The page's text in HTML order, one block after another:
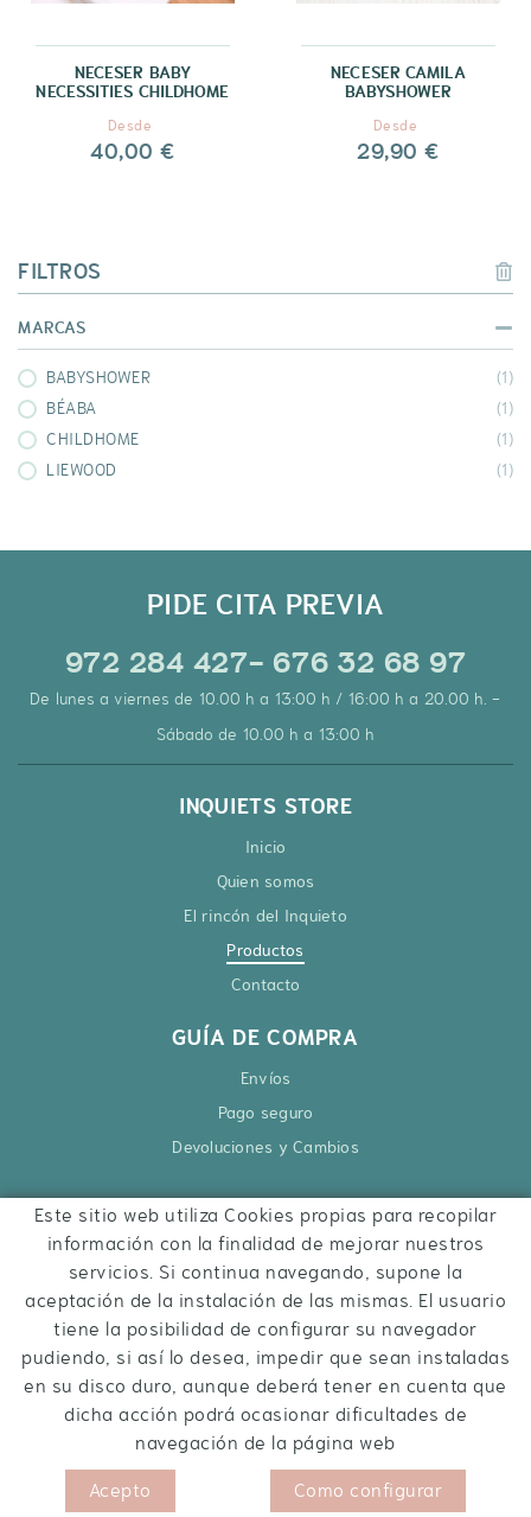
NECESER BABY
NECESSITIES CHILDHOME
Desde
40,00 €
NECESER CAMILA
BABYSHOWER
Desde
29,90 €
FILTROS
MARCAS
BABYSHOWER
(1)
BÉABA
(1)
CHILDHOME
(1)
LIEWOOD
(1)
PIDE CITA PREVIA
972 284 427- 676 32 68 97
De lunes a viernes de 10.00 h a 13:00 h / 16:00 h a 20.00 h. -
Sábado de 10.00 h a 13:00 h
INQUIETS STORE
Inicio
Quien somos
El rincón del Inquieto
Productos
Contacto
GUÍA DE COMPRA
Envíos
Pago seguro
Devoluciones y Cambios
CONTACTO
Ctra. Besalú – Roses, 6
17740 Vilafant
972 284 427
hola@inquietsstore.com
POLÍTICA DE COOKIES
Este sitio web utiliza Cookies propias para recopilar
información con la finalidad de mejorar nuestros
servicios. Si continua navegando, supone la
aceptación de la instalación de las mismas. El usuario
tiene la posibilidad de configurar su navegador
pudiendo, si así lo desea, impedir que sean instaladas
en su disco duro, aunque deberá tener en cuenta que
dicha acción podrá ocasionar dificultades de
navegación de la página web
Acepto
Como configurar